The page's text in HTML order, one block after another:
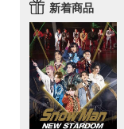
新着商品